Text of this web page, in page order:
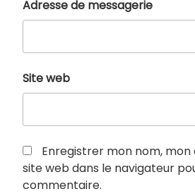
Adresse de messagerie
Site web
Enregistrer mon nom,
site web dans le navigateur
commentaire.